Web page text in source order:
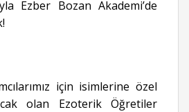
Ezber Bozan Akademi’de
için isimlerine özel
olan Ezoterik Öğretiler